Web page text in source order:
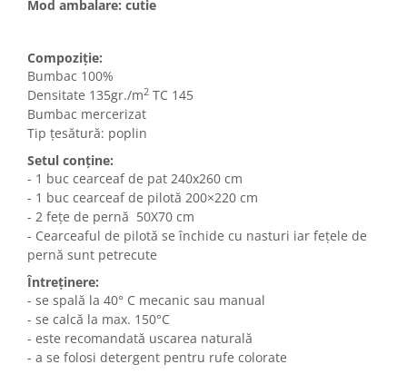
Mod ambalare: cutie
Compoziție:
Bumbac 100%
Densitate 135gr./m2 TC 145
Bumbac mercerizat
Tip țesătură: poplin
Setul conține:
- 1 buc cearceaf de pat 240x260 cm
- 1 buc cearceaf de pilotă 200×220 cm
- 2 fețe de pernă 50X70 cm
- Cearceaful de pilotă se închide cu nasturi iar fețele de
pernă sunt petrecute
Întreținere:
- se spală la 40° C mecanic sau manual
- se calcă la max. 150°C
- este recomandată uscarea naturală
- a se folosi detergent pentru rufe colorate